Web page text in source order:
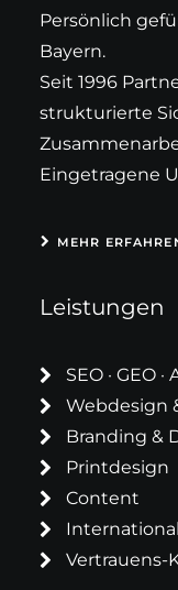
Persönlich
Bayern.
Seit 1996
strukturierte
Eingetragene
MEHR
Leistungen
SEO · GEO ·
Webdesign
Branding &
Printdesign
Content
Vertrauens-